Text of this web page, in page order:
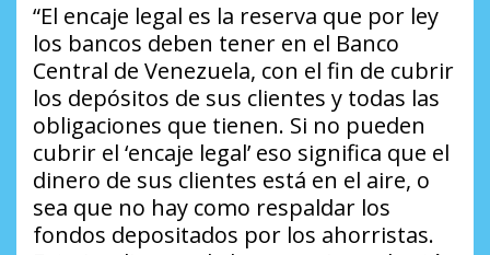
“El encaje legal es la reserva que por ley
los bancos deben tener en el Banco
Central de Venezuela, con el fin de cubrir
los depósitos de sus clientes y todas las
obligaciones que tienen. Si no pueden
cubrir el ‘encaje legal’ eso significa que el
dinero de sus clientes está en el aire, o
sea que no hay como respaldar los
fondos depositados por los ahorristas.